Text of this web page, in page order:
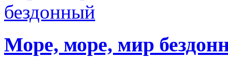
Море, море, мир